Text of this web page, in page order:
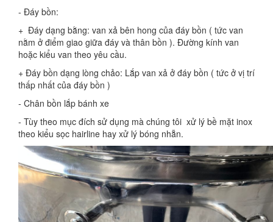
- Đáy bồn:
+ Đáy dạng bằng: van xả bên hong của đáy bồn ( tức van
nằm ở điểm giao giữa đáy và thân bồn ). Đường kính van
hoặc kiểu van theo yêu cầu.
+ Đáy bồn dạng lòng chảo: Lắp van xả ở đáy bồn ( tức ở vị trí
thấp nhất của đáy bồn )
- Chân bồn lắp bánh xe
- Tùy theo mục đích sử dụng mà chúng tôi xử lý bề mặt inox
theo kiểu sọc hairline hay xử lý bóng nhẵn.